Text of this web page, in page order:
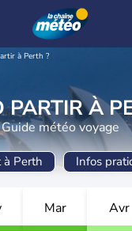
à Perth ?
PARTIR À
Guide météo voyage
à Perth Infos
Mar Avr